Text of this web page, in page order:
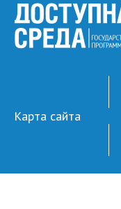
Карта сайта